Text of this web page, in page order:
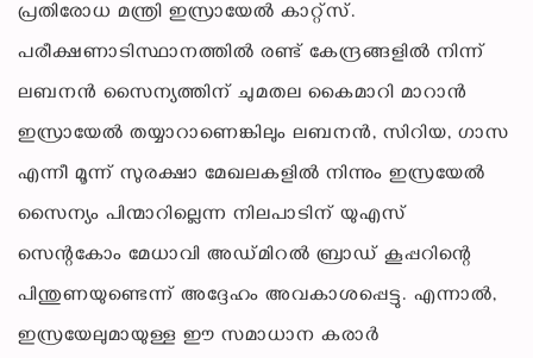
പ്രതിരോധ മന്ത്രി ഇസ്രായേല്‍ കാറ്റ്‌സ്.
പരീക്ഷണാടിസ്ഥാനത്തില്‍ രണ്ട് കേന്ദ്രങ്ങളില്‍ നിന്ന്
ലബനന്‍ സൈന്യത്തിന് ചുമതല കൈമാറി മാറാന്‍
ഇസ്രായേല്‍ തയ്യാറാണെങ്കിലും ലബനന്‍, സിറിയ, ഗാസ
എന്നീ മൂന്ന് സുരക്ഷാ മേഖലകളില്‍ നിന്നും ഇസ്രയേല്‍
സൈന്യം പിന്മാറില്ലെന്ന നിലപാടിന് യുഎസ്
സെന്റകോം മേധാവി അഡ്മിറല്‍ ബ്രാഡ് കൂപ്പറിന്റെ
പിന്തുണയുണ്ടെന്ന് അദ്ദേഹം അവകാശപ്പെട്ടു. എന്നാല്‍,
ഇസ്രയേലുമായുള്ള ഈ സമാധാന കരാര്‍